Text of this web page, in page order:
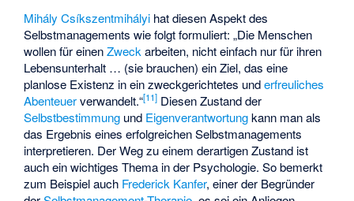
Mihály Csíkszentmihályi hat diesen Aspekt des
Selbstmanagements wie folgt formuliert: „Die Menschen
wollen für einenZweck arbeiten, nicht einfach nur für ihren
Lebensunterhalt … (sie brauchen) ein Ziel, das eine
planlose Existenz in ein zweckgerichtetes underfreuliches
Abenteuerverwandelt.“[11] Diesen Zustand der
Selbstbestimmung und Eigenverantwortungkann man als
das Ergebnis eines erfolgreichen Selbstmanagements
interpretieren. Der Weg zu einem derartigen Zustand ist
auch ein wichtiges Thema in der Psychologie. So bemerkt
zum Beispiel auch Frederick Kanfer, einer der Begründer